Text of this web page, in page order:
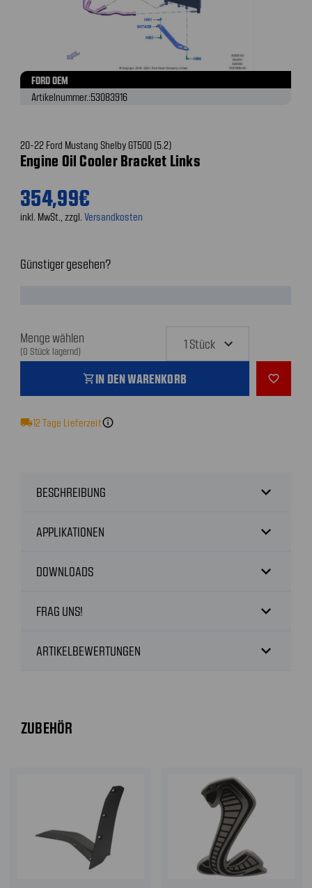
FORD OEM
Artikelnummer.:53083916
20-22 Ford Mustang Shelby GT500 (5.2)
Engine Oil Cooler Bracket Links
354,99€
inkl. MwSt., zzgl. Versandkosten
Günstiger gesehen?
Menge wählen
(0 Stück lagernd)
shopping_cartIN DEN WARENKORB favorite_outline
local_shipping12Tage Lieferzeitinfo
BESCHREIBUNG expand_more
APPLIKATIONEN expand_more
DOWNLOADS expand_more
FRAG UNS! expand_more
ARTIKELBEWERTUNGEN expand_more
ZUBEHÖR